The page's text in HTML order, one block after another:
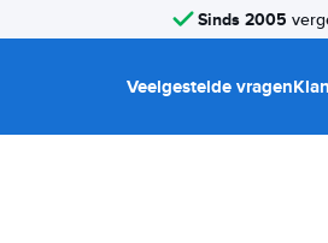
Sinds 2005
Veelgestelde vragen